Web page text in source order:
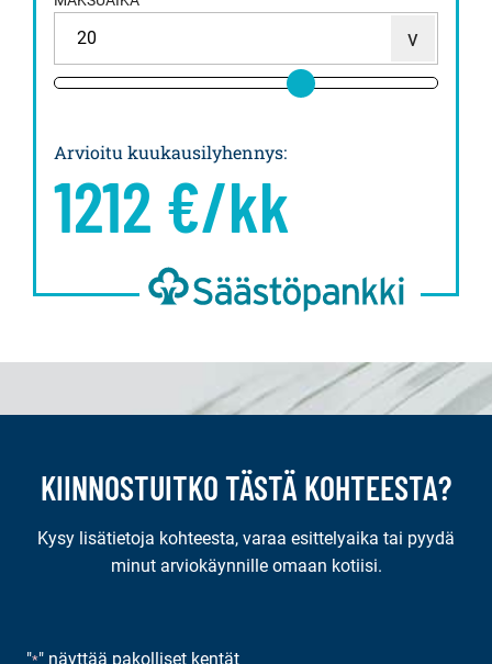
Arvioitu kuukausilyhennys:
1212 €/kk
KIINNOSTUITKO TÄSTÄ KOHTEESTA?
Kysy lisätietoja kohteesta, varaa esittelyaika tai pyydä
minut arviokäynnille omaan kotiisi.
"*" näyttää pakolliset kentät